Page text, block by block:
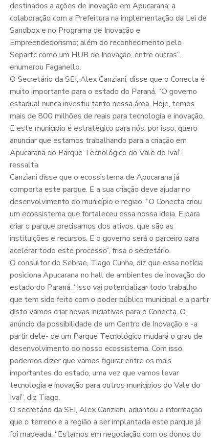
destinados a ações de inovação em Apucarana; a
colaboração com a Prefeitura na implementação da Lei de
Sandbox e no Programa de Inovação e
Empreendedorismo; além do reconhecimento pelo
Separtc como um HUB de Inovação, entre outras”,
enumerou Faganello.
O Secretário da SEI, Alex Canziani, disse que o Conecta é
muito importante para o estado do Paraná. “O governo
estadual nunca investiu tanto nessa área. Hoje, temos
mais de 800 milhões de reais para tecnologia e inovação.
E este município é estratégico para nós, por isso, quero
anunciar que estamos trabalhando para a criação em
Apucarana do Parque Tecnológico do Vale do Ivaí”,
ressalta.
Canziani disse que o ecossistema de Apucarana já
comporta este parque. E a sua criação deve ajudar no
desenvolvimento do município e região. “O Conecta criou
um ecossistema que fortaleceu essa nossa ideia. E para
criar o parque precisamos dos ativos, que são as
instituições e recursos. E o governo será o parceiro para
acelerar todo este processo”, frisa o secretário.
O consultor do Sebrae, Tiago Cunha, diz que essa notícia
posiciona Apucarana no hall de ambientes de inovação do
estado do Paraná. “Isso vai potencializar todo trabalho
que tem sido feito com o poder público municipal e a partir
disto vamos criar novas iniciativas para o Conecta. O
anúncio da possibilidade de um Centro de Inovação e -a
partir dele- de um Parque Tecnológico mudará o grau de
desenvolvimento do nosso ecossistema. Com isso,
podemos dizer que vamos figurar entre os mais
importantes do estado, uma vez que vamos levar
tecnologia e inovação para outros municípios do Vale do
Ivaí”, diz Tiago.
O secretário da SEI, Alex Canziani, adiantou a informação
que o terreno e a região a ser implantada este parque já
foi mapeada. “Estamos em negociação com os donos do